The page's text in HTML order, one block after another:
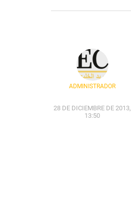
ADMINISTRADOR
28 DE DICIEMBRE DE 2013,
13:50